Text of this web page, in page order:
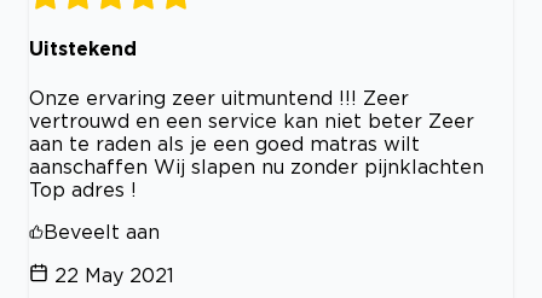
Uitstekend
Onze ervaring zeer uitmuntend !!! Zeer
vertrouwd en een service kan niet beter Zeer
aan te raden als je een goed matras wilt
aanschaffen Wij slapen nu zonder pijnklachten
Top adres !
Beveelt aan
22 May 2021